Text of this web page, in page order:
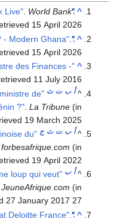
^
"Romuald Wadagni - World Bank Live"
. World Bank
15 April 2026
^
"Who Is Romuald Wadagni? - Modern Ghana"
.
15 April 2026
^
des Finances -
11 July 2016
^أ ب ت ث
de
?" .La Tribune
19 March 2025
^أ ب ت ث ج
du
.forbesafrique.com
19 April 2022
^أ ب
loup qui veut
JeuneAfrique.com
27 January 2017
27 January 2017
^
"Romuald Wadagni - Partner at Deloitte France"
.